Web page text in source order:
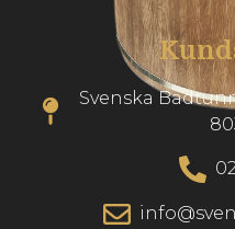
Svenska